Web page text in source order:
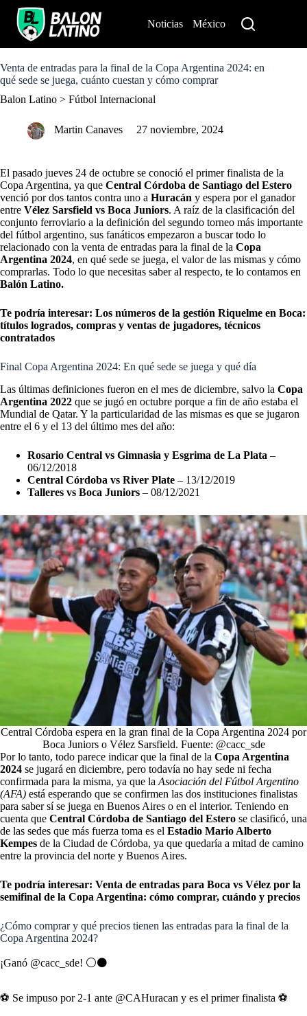
o
c
n
Noticias México
Venta de entradas para la final de la Copa Argentina 2024: en
qué sede se juega, cuánto cuestan y cómo comprar
Balon Latino > Fútbol Internacional
Martin Canaves 27 noviembre, 2024
El pasado jueves 24 de octubre se conoció el primer finalista de la
Copa Argentina, ya que Central Córdoba de Santiago del Estero
venció por dos tantos contra uno a Huracán y espera por el ganador
entre Vélez Sarsfield vs Boca Juniors. A raíz de la clasificación del
conjunto ferroviario a la definición del segundo torneo más importante
del fútbol argentino, sus fanáticos empezaron a buscar todo lo
relacionado con la venta de entradas para la final de la Copa
Argentina 2024, en qué sede se juega, el valor de las mismas y cómo
comprarlas. Todo lo que necesitas saber al respecto, te lo contamos en
Balón Latino.
Te podría interesar: Los números de la gestión Riquelme en Boca:
títulos logrados, compras y ventas de jugadores, técnicos
contratados
Final Copa Argentina 2024: En qué sede se juega y qué día
Las últimas definiciones fueron en el mes de diciembre, salvo la Copa
Argentina 2022 que se jugó en octubre porque a fin de año estaba el
Mundial de Qatar. Y la particularidad de las mismas es que se jugaron
entre el 6 y el 13 del último mes del año:
Rosario Central vs Gimnasia y Esgrima de La Plata –
06/12/2018
Central Córdoba vs River Plate – 13/12/2019
Talleres vs Boca Juniors – 08/12/2021
Central Córdoba espera en la gran final de la Copa Argentina 2024 por
Boca Juniors o Vélez Sarsfield. Fuente: @cacc_sde
Por lo tanto, todo parece indicar que la final de la Copa Argentina
2024 se jugará en diciembre, pero todavía no hay sede ni fecha
confirmada para la misma, ya que laAsociación del Fútbol Argentino
(AFA) está esperando que se confirmen las dos instituciones finalistas
para saber sí se juega en Buenos Aires o en el interior. Teniendo en
cuenta que Central Córdoba de Santiago del Estero se clasificó, una
de las sedes que más fuerza toma es el Estadio Mario Alberto
Kempes de la Ciudad de Córdoba, ya que quedaría a mitad de camino
entre la provincia del norte y Buenos Aires.
Te podría interesar: Venta de entradas para Boca vs Vélez por la
semifinal de la Copa Argentina: cómo comprar, cuándo y precios
¿Cómo comprar y qué precios tienen las entradas para la final de la
Copa Argentina 2024?
¡Ganó @cacc_sde! ⚪⚫
⚽️ Se impuso por 2-1 ante @CAHuracan y es el primer finalista ⚽️